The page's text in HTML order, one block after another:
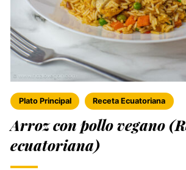
Plato Principal Receta Ecuatoriana
Arroz con pollo vegano
ecuatoriana)